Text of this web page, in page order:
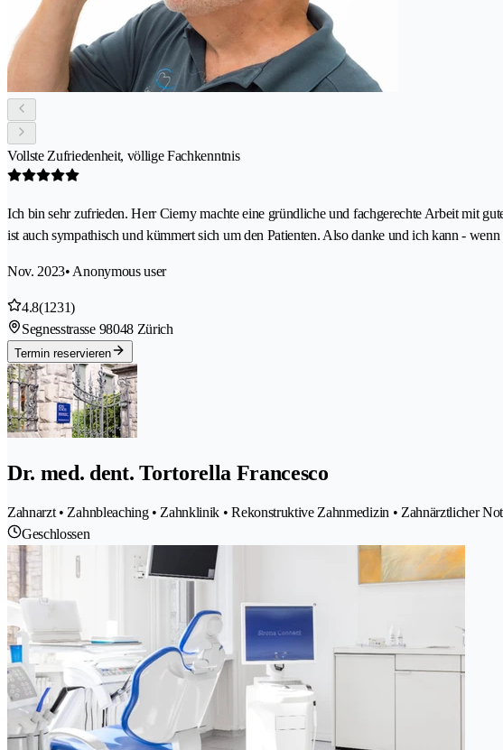
Vollste Zufriedenheit, völlige Fachkenntnis
Ich bin sehr zufrieden. Herr Cierny machte eine gründliche und fachgerechte Arbeit mit
ist auch sympathisch und kümmert sich um den Patienten. Also danke und ich kann -
Nov. 2023• Anonymous user
4.8(1231)
Segnesstrasse 98048 Zürich
Termin reservieren
Dr. med. dent. Tortorella Francesco
Zahnarzt • Zahnbleaching • Zahnklinik • Rekonstruktive Zahnmedizin • Zahnärztlicher
Geschlossen